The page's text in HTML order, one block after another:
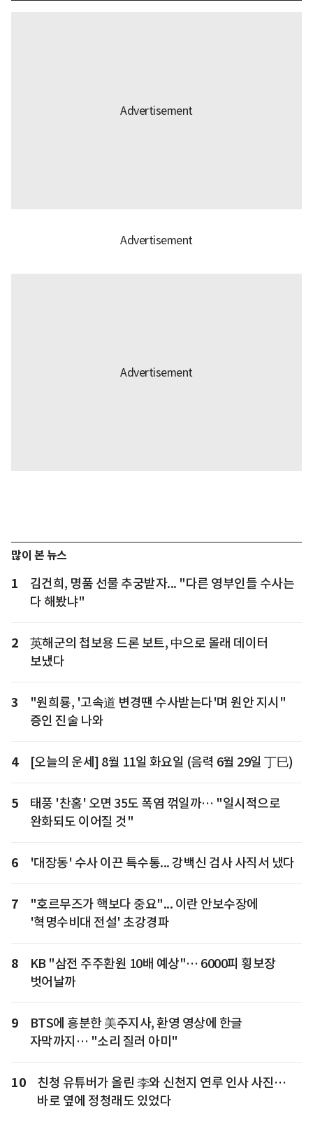
많이 본 뉴스
1
김건희, 명품 선물 추궁받자... "다른 영부인들 수사는
다 해봤냐"
2
英해군의 첩보용 드론 보트, 中으로 몰래 데이터
보냈다
3
"원희룡, '고속道 변경땐 수사받는다'며 원안 지시"
증인 진술 나와
4 [오늘의 운세] 8월 11일 화요일 (음력 6월 29일 丁巳)
5
태풍 '찬홈' 오면 35도 폭염 꺾일까… "일시적으로
완화되도 이어질 것"
6 '대장동' 수사 이끈 특수통... 강백신 검사 사직서 냈다
7
"호르무즈가 핵보다 중요"... 이란 안보수장에
'혁명수비대 전설' 초강경파
8
KB "삼전 주주환원 10배 예상"… 6000피 횡보장
벗어날까
9
BTS에 흥분한 美주지사, 환영 영상에 한글
자막까지… "소리 질러 아미"
10
친청 유튜버가 올린 李와 신천지 연루 인사 사진…
바로 옆에 정청래도 있었다